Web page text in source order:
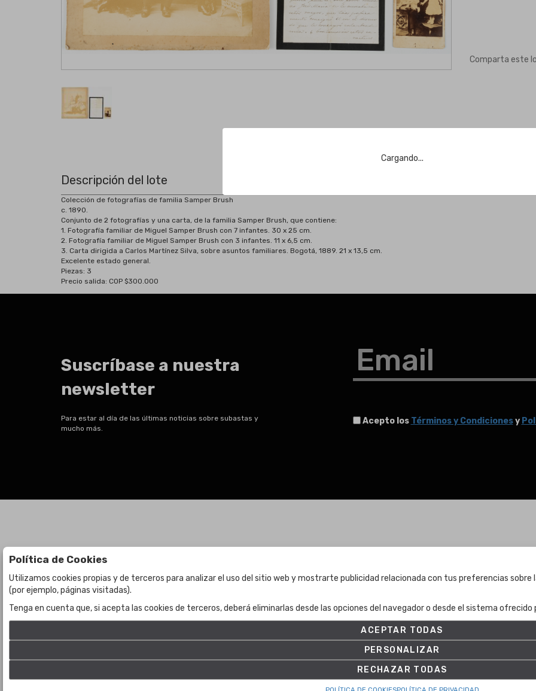
Cargando...
Comparta este
Descripción del lote
Colección de fotografías de familia Samper Brush
c. 1890.
Conjunto de 2 fotografías y una carta, de la familia Samper Brush, que contiene:
1. Fotografía familiar de Miguel Samper Brush con 7 infantes. 30 x 25 cm.
2. Fotografía familiar de Miguel Samper Brush con 3 infantes. 11 x 6,5 cm.
3. Carta dirigida a Carlos Martínez Silva, sobre asuntos familiares. Bogotá, 1889. 21 x 13,5 cm.
Excelente estado general.
Piezas: 3
Precio salida: COP $300.000
Suscríbase a nuestra
newsletter
Para estar al día de las últimas noticias sobre subastas y
mucho más.
Email
Acepto los Términos y Condicionesy
Subastas
Subasta en curso
Subastas anteriores
La empresa
Contacto
Términos y condiciones
Política de Privacidad
Política de cookies
Ajuste de Cookies
Política de Cookies
Utilizamos cookies propias y de terceros para analizar el uso del sitio web y mostrarte publicidad relacionada con tus preferencias
(por ejemplo, páginas visitadas).
Tenga en cuenta que, si acepta las cookies de terceros, deberá eliminarlas desde las opciones del navegador o desde el sistema ofrecido
ACEPTAR TODAS
PERSONALIZAR
RECHAZAR TODAS